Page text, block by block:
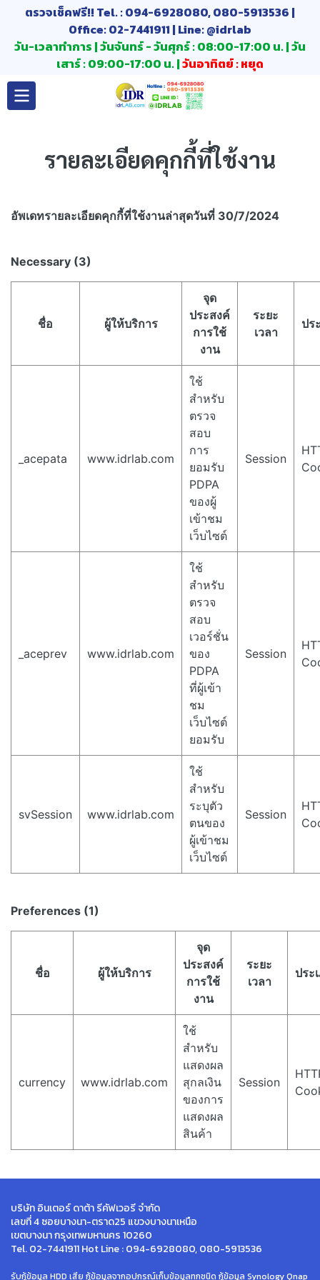
ตรวจเช็คฟรี!! Tel. : 094-6928080, 080-5913536 |
Office: 02-7441911 | Line: @idrlab
วัน-เวลาทำการ | วันจันทร์ - วันศุกร์ : 08:00-17:00 น. | วัน
เสาร์ : 09:00-17:00 น. |วันอาทิตย์ : หยุด
รายละเอียดคุกกี้ที่ใช้งาน​
อัพเดทรายละเอียดคุกกี้ที่ใช้งาน​ล่าสุดวันที่ 30/7/2024
Necessary (3)
ชื่อ ผู้ให้บริการ
จุด
ประสงค์
การใช้
งาน
ระยะ
เวลา
ปร
_acepata www.idrlab.com
ใช้
สำหรับ
ตรวจ
สอบ
การ
ยอมรับ
PDPA
ของผู้
เข้าชม
เว็บไซต์
Session
_aceprev www.idrlab.com
ใช้
สำหรับ
ตรวจ
สอบ
เวอร์ชั่น
ของ
PDPA
ที่ผู้เข้า
ชม
เว็บไซต์
ยอมรับ
Session
svSession www.idrlab.com
ใช้
สำหรับ
ระบุตัว
ตนของ
ผู้เข้าชม
เว็บไซต์
Session
Preferences (1)
ชื่อ ผู้ให้บริการ
จุด
ประสงค์
การใช้
งาน
ระยะ
เวลา
ประ
currency www.idrlab.com
ใช้
สำหรับ
แสดงผล
สุกลเงิน
ของการ
แสดงผล
สินค้า
Session
บริษัท อินเตอร์ ดาต้า รีคัฟเวอรี จำกัด
เลขที่ 4 ซอยบางนา-ตราด25 แขวงบางนาเหนือ
เขตบางนา กรุงเทพมหานคร 10260
Tel. 02-7441911 Hot Line : 094-6928080, 080-5913536
รับกู้ข้อมูล HDD เสีย กู้ข้อมูลจากอุปกรณ์เก็บข้อมูลทุกชนิด กู้ข้อมูล Synology Qnap